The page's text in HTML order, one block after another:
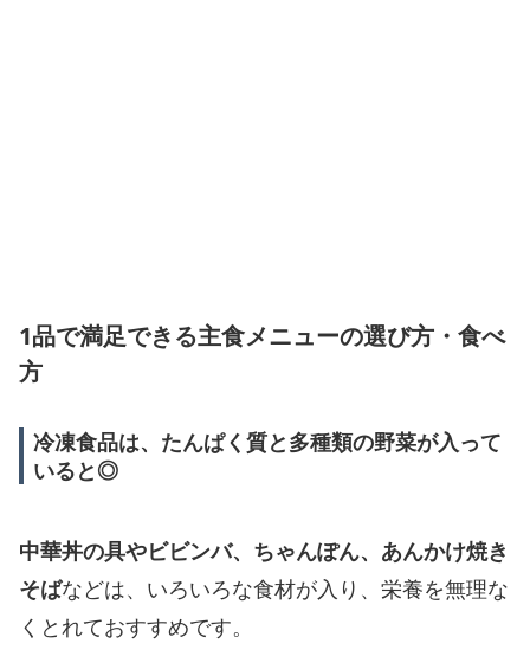
1品で満足できる主食メニューの選び方・食べ
方
冷凍食品は、たんぱく質と多種類の野菜が入って
いると◎
中華丼の具やビビンバ、ちゃんぽん、あんかけ焼き
そばなどは、いろいろな食材が入り、栄養を無理な
くとれておすすめです。